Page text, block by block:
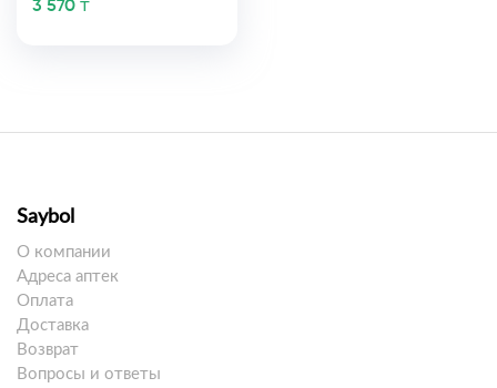
3 570 ₸
Saybol
О компании
Адреса аптек
Оплата
Доставка
Возврат
Вопросы и ответы